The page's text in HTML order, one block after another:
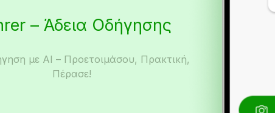
– Άδεια Οδήγησης
με AI – Προετοιμάσου, Πρακτική,
Πέρασε!